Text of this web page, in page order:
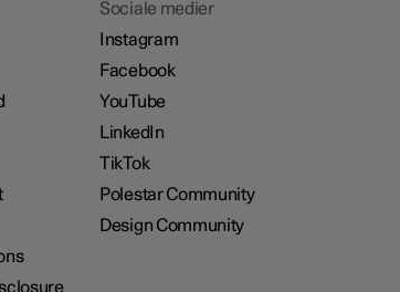
Sociale medier
Instagram
Facebook
YouTube
LinkedIn
TikTok
Polestar Community
Design Community